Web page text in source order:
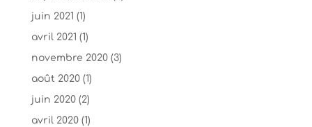
juin 2021 (1)
avril 2021 (1)
novembre 2020(3)
août 2020(1)
juin 2020(2)
avril 2020(1)